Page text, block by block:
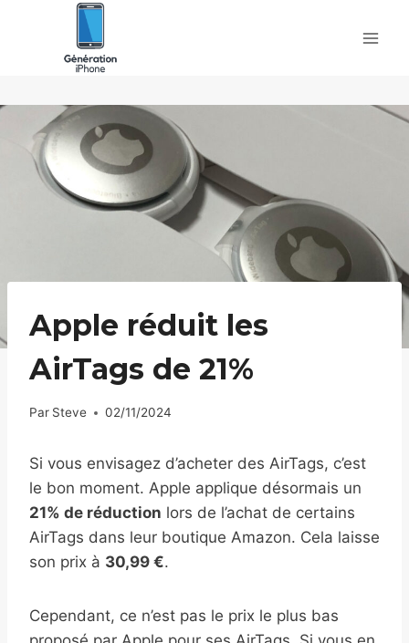
Apple réduit les
AirTags de 21%
Par Steve 02/11/2024
Si vous envisagez d’acheter des AirTags, c’est
le bon moment. Apple applique désormais un
21% de réduction lors de l’achat de certains
AirTags dans leur boutique Amazon. Cela laisse
son prix à 30,99 €.
Cependant, ce n’est pas le prix le plus bas